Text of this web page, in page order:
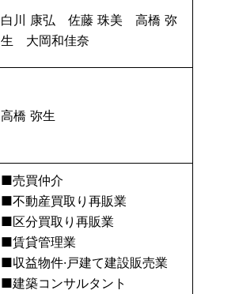
白川 康弘 佐藤 珠美 高橋 弥
生 大岡和佳奈
高橋 弥生
■売買仲介
■不動産買取り再販業
■区分買取り再販業
■賃貸管理業
■収益物件·戸建て建設販売業
■建築コンサルタント